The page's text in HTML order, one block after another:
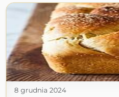
8 grudnia 2024